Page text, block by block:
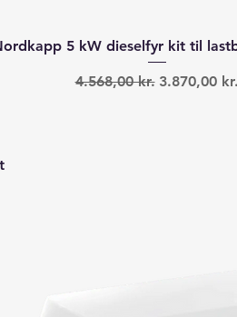
Hurtigvisning
5 kW dieselfyr kit til
Regulær pris
4.568,00 kr. Salgspris
3.870,00 kr.